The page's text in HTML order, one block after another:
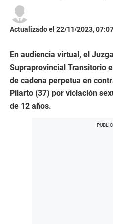
Actualizado el 22/11/2023,
En audiencia virtual, el
Supraprovincial Transitorio
de cadena perpetua en
Pilarto (37) por violación
de 12 años.